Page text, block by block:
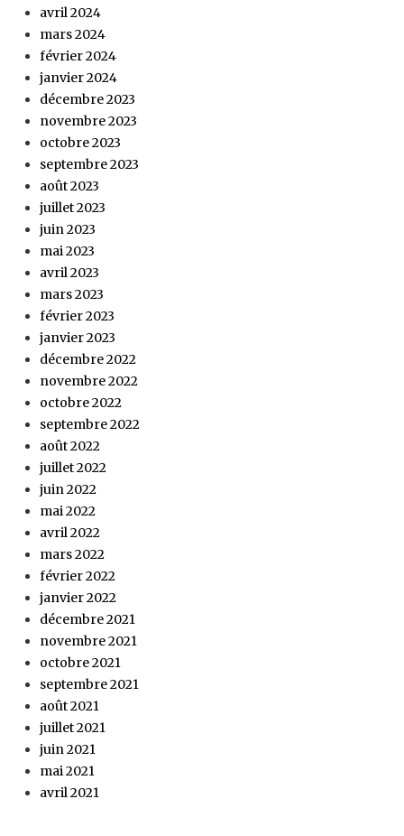
avril 2024
mars 2024
février 2024
janvier 2024
décembre 2023
novembre 2023
octobre 2023
septembre 2023
août 2023
juillet 2023
juin 2023
mai 2023
avril 2023
mars 2023
février 2023
janvier 2023
décembre 2022
novembre 2022
octobre 2022
septembre 2022
août 2022
juillet 2022
juin 2022
mai 2022
avril 2022
mars 2022
février 2022
janvier 2022
décembre 2021
novembre 2021
octobre 2021
septembre 2021
août 2021
juillet 2021
juin 2021
mai 2021
avril 2021